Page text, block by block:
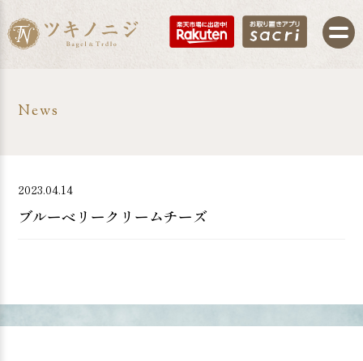
News
2023.04.14
ブルーベリークリームチーズ